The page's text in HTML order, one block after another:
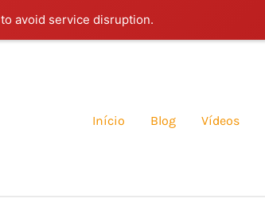
to avoid service disruption.
Início Blog Vídeos